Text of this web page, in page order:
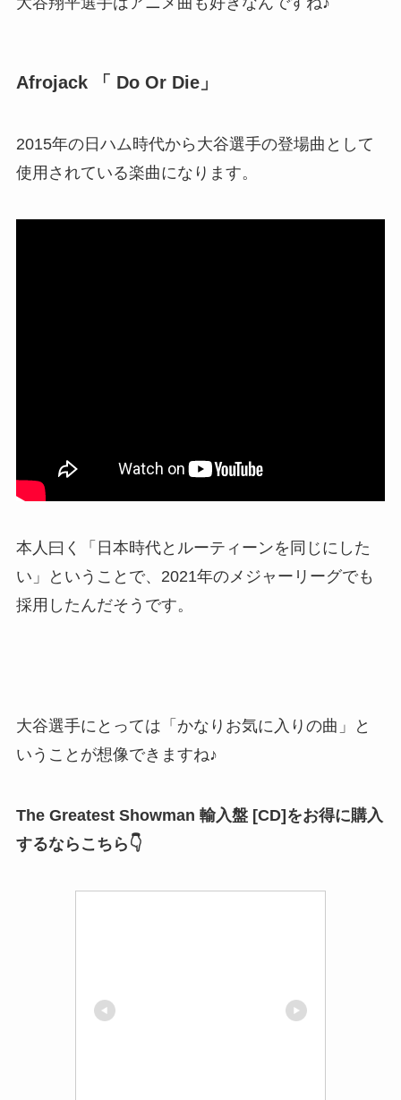
Afrojack 「 Do Or Die」
2015年の日ハム時代から大谷選手の登場曲として
使用されている楽曲になります。
本人曰く「日本時代とルーティーンを同じにした
い」ということで、2021年のメジャーリーグでも
採用したんだそうです。
大谷選手にとっては「かなりお気に入りの曲」と
いうことが想像できますね♪
The Greatest Showman 輸入盤 [CD]をお得に購入
するならこちら👇